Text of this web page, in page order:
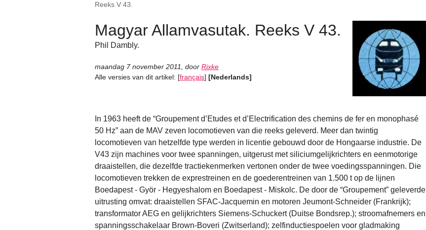
Reeks V 43.
Magyar Allamvasutak. Reeks V 43.
Phil Dambly.
maandag 7 november 2011 door Rixke
Alle versies van dit artikel: [français] [Nederlands]
In 1963 heeft de “Groupement d’Etudes et d’Electrification des chemins de fer en monophasé
50 Hz” aan de MAV zeven locomotieven van die reeks geleverd. Meer dan twintig
locomotieven van hetzelfde type werden in licentie gebouwd door de Hongaarse industrie. De
V43 zijn machines voor twee spanningen, uitgerust met siliciumgelijkrichters en eenmotorige
draaistellen, die dezelfde tractiekenmerken vertonen onder de twee voedingsspanningen. Die
locomotieven trekken de exprestreinen en de goederentreinen van 1.500 t op de lijnen
Boedapest - Györ - Hegyeshalom en Boedapest - Miskolc. De door de “Groupement” geleverde
uitrusting omvat: draaistellen SFAC-Jacquemin en motoren Jeumont-Schneider (Frankrijk);
transformator AEG en gelijkrichters Siemens-Schuckert (Duitse Bondsrep.); stroomafnemers en
spanningsschakelaar Brown-Boveri (Zwitserland); zelfinductiespoelen voor gladmaking